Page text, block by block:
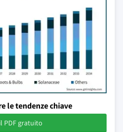
le tendenze chiave
PDF gratuito